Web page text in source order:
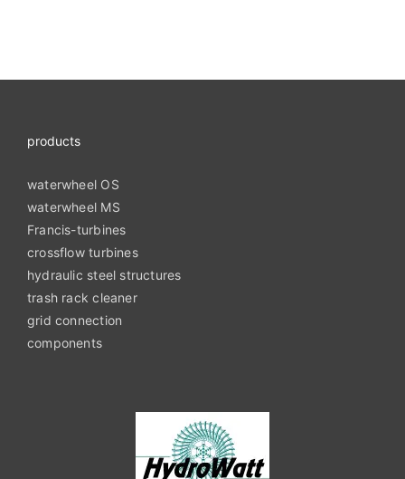
products
waterwheel OS
waterwheel MS
Francis-turbines
crossflow turbines
hydraulic steel structures
trash rack cleaner
grid connection
components